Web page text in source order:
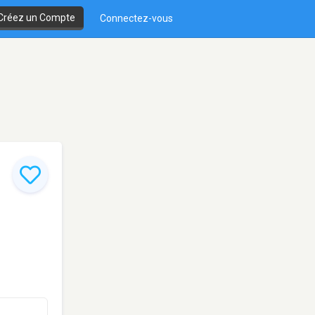
un Compte Connectez-vous